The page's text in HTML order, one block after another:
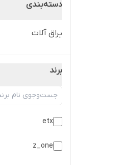
دسته‌بندی
یراق آلات
برند
etx
z_one